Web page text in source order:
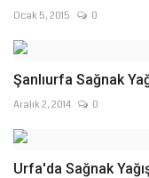
Ocak 5, 2015 0
Şanlıurfa Sağnak
Aralık 2, 2014 0
Urfa'da Sağnak